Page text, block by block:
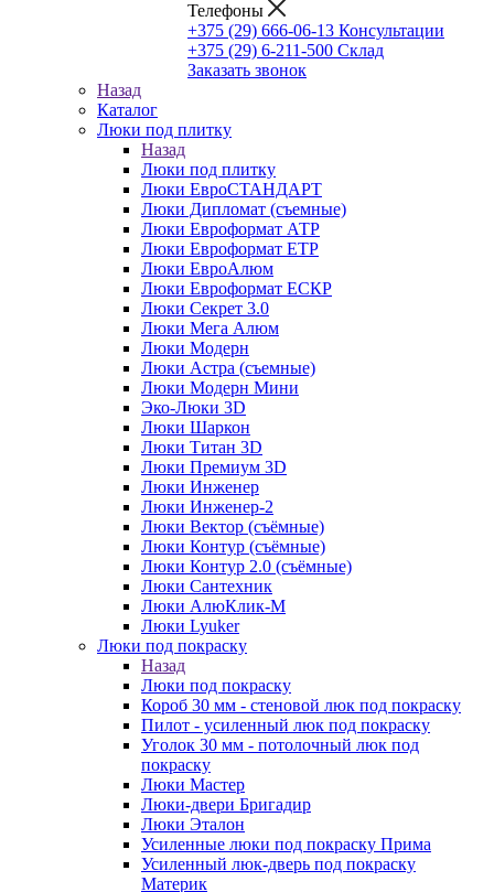
Телефоны
+375 (29) 666-06-13 Консультации
+375 (29) 6-211-500 Склад
Заказать звонок
Назад
Каталог
Люки под плитку
Назад
Люки под плитку
Люки ЕвроСТАНДАРТ
Люки Дипломат (съемные)
Люки Евроформат АТР
Люки Евроформат ЕТР
Люки ЕвроАлюм
Люки Евроформат ЕСКР
Люки Секрет 3.0
Люки Мега Алюм
Люки Модерн
Люки Астра (съемные)
Люки Модерн Мини
Эко-Люки 3D
Люки Шаркон
Люки Титан 3D
Люки Премиум 3D
Люки Инженер
Люки Инженер-2
Люки Вектор (съёмные)
Люки Контур (съёмные)
Люки Контур 2.0 (съёмные)
Люки Сантехник
Люки АлюКлик-М
Люки Lyuker
Люки под покраску
Назад
Люки под покраску
Короб 30 мм - стеновой люк под покраску
Пилот - усиленный люк под покраску
Уголок 30 мм - потолочный люк под
покраску
Люки Мастер
Люки-двери Бригадир
Люки Эталон
Усиленные люки под покраску Прима
Усиленный люк-дверь под покраску
Материк